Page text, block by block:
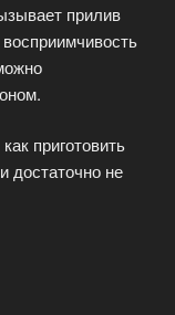
прилив
приготовить
достаточно не